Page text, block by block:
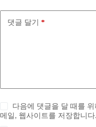
댓글 달기 *
다음에 댓글을 달 때를
메일, 웹사이트를 저장합니다.